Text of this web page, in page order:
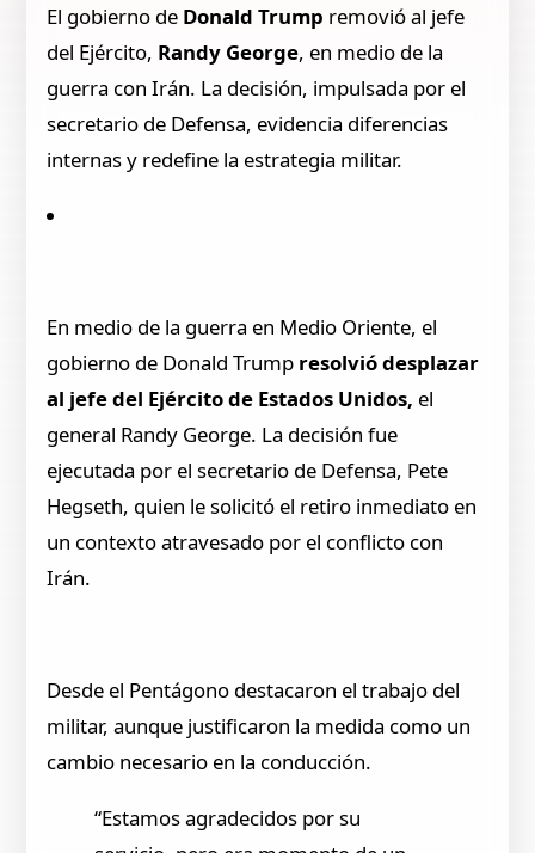
El gobierno de Donald Trump removió al jefe
del Ejército, Randy George, en medio de la
guerra con Irán. La decisión, impulsada por el
secretario de Defensa, evidencia diferencias
internas y redefine la estrategia militar.
En medio de la guerra en Medio Oriente, el
gobierno de Donald Trump resolvió desplazar
al jefe del Ejército de Estados Unidos, el
general Randy George. La decisión fue
ejecutada por el secretario de Defensa, Pete
Hegseth, quien le solicitó el retiro inmediato en
un contexto atravesado por el conflicto con
Irán.
Desde el Pentágono destacaron el trabajo del
militar, aunque justificaron la medida como un
cambio necesario en la conducción.
“Estamos agradecidos por su